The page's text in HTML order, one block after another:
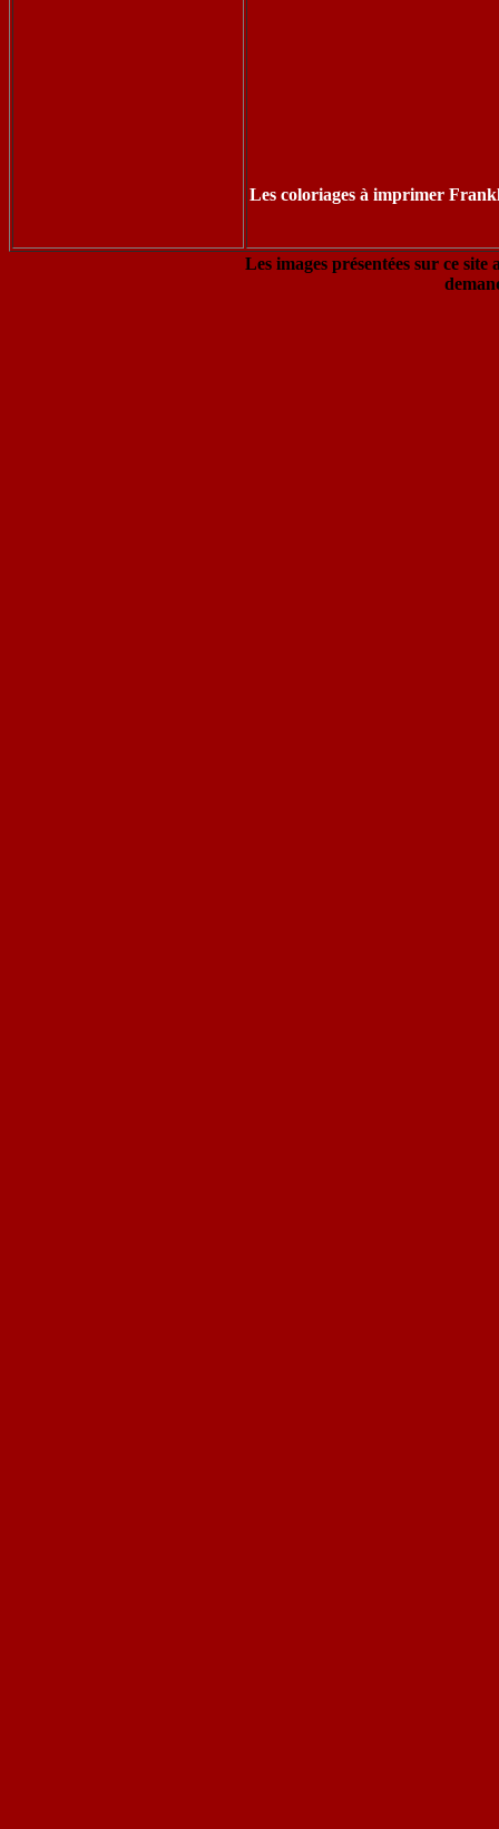
Les coloriages à imprimer
Les images présentées sur ce